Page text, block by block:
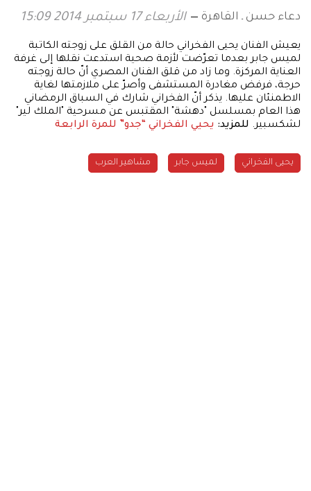
دعاء حسن ـ القاهرة الأربعاء 17 سبتمبر 2014 15:09
يعيش الفنان يحيى الفخراني حالة من القلق على زوجته الكاتبة
لميس جابر بعدما تعرّضت لأزمة صحية استدعت نقلها إلى غرفة
العناية المركزة. وما زاد من قلق الفنان المصري أنّ حالة زوجته
حرجة، فرفض مغادرة المستشفى وأصرّ على ملازمتها لغاية
الاطمنئان عليها. يذكر أنّ الفخراني شارك في السباق الرمضاني
هذا العام بمسلسل "دهشة" المقتبس عن مسرحية "الملك لير"
لشكسبير. للمزيد: يحيي الفخراني “جدو” للمرة الرابعة
يحيى الفخراني لميس جابر مشاهير العرب